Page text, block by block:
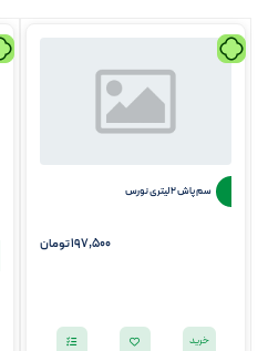
سم پاش 2 لیتری نورس
197,500تومان
خرید